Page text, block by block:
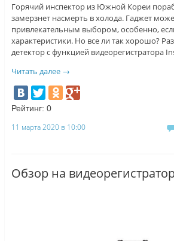
Горячий инспектор из Южной Кореи
замерзнет насмерть в холода. Гаджет
привлекательным выбором, особенно,
характеристики. Но все ли так хорошо?
детектор с функцией видеорегистратора
Читать далее →
Рейтинг: 0
11 марта 2020 в 10:00
Обзор на